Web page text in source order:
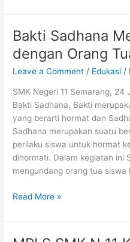
Doa
dalam
Bakti
Sadhana
SMK
Negeri
11
Semarang
Bakti Sadhana
dengan Orang
Leave a Comment / Edukasi /
SMK Negeri 11 Semarang,
Bakti Sadhana. Bakti
yang berarti hormat dan
Sadhana merupakan suatu
perilaku siswa untuk hormat
dihormati. Dalam kegiatan ini
mengundang orang tua siswa
Bakti
Mendekatkan
Read More »